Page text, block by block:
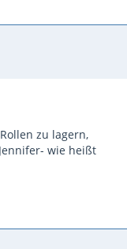
zu lagern,
wie heißt